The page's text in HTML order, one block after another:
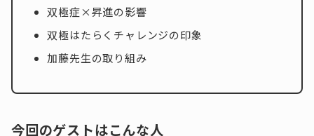
双極症×昇進の影響
双極はたらくチャレンジの印象
加藤先生の取り組み
今回のゲストはこんな人